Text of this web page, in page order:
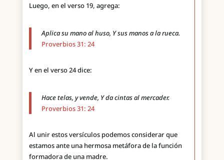
Luego, en el verso 19, agrega:
Aplica su mano al huso, Y sus manos a la rueca.
Proverbios 31: 24
Y en el verso 24 dice:
Hace telas, y vende, Y da cintas al mercader.
Proverbios 31: 24
Al unir estos versículos podemos considerar que
estamos ante una hermosa metáfora de la función
formadora de una madre.